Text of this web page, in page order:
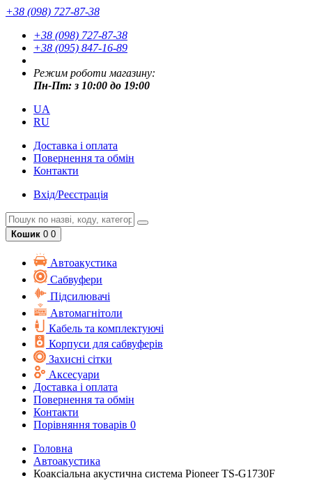
+38 (098) 727-87-38
+38 (098) 727-87-38
+38 (095) 847-16-89
Режим роботи магазину:
Пн-Пт: з 10:00 до 19:00
UA
RU
Доставка і оплата
Повернення та обмін
Контакти
Вхід/Реєстрація
Кошик 0 0
Автоакустика
Cабвуфери
Підсилювачі
Автомагнітоли
Кабель та комплектуючі
Корпуси для сабвуферів
Захисні сітки
Аксесуари
Доставка і оплата
Повернення та обмін
Контакти
Порівняння товарів 0
Головна
Автоакустика
Коаксіальна акустична система Pioneer TS-G1730F